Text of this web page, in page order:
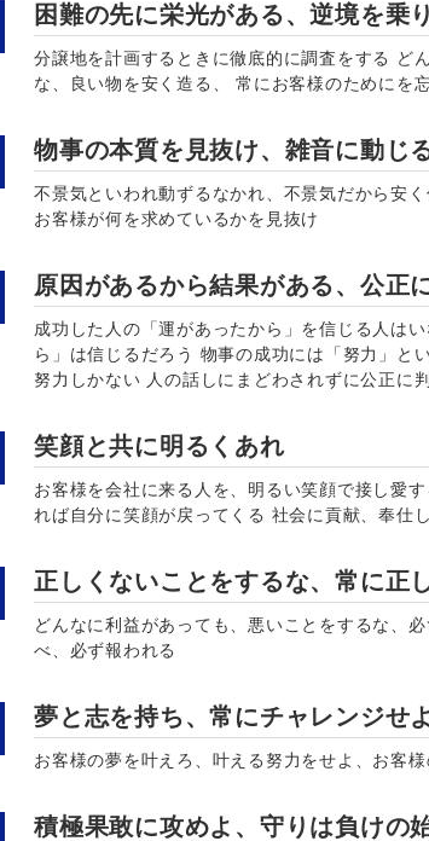
困難の先に栄光がある、逆境を乗
分譲地を計画するときに徹底的に調査をする ど
な、良い物を安く造る、 常にお客様のためにを
物事の本質を見抜け、雑音に動じ
不景気といわれ動ずるなかれ、不景気だから安
お客様が何を求めているかを見抜け
原因があるから結果がある、公正
成功した人の「運があったから」を信じる人は
ら」は信じるだろう 物事の成功には「努力」と
努力しかない 人の話しにまどわされずに公正に
笑顔と共に明るくあれ
お客様を会社に来る人を、明るい笑顔で接し愛
れば自分に笑顔が戻ってくる 社会に貢献、奉仕
正しくないことをするな、常に正
どんなに利益があっても、悪いことをするな、
べ、必ず報われる
夢と志を持ち、常にチャレンジせよ
お客様の夢を叶えろ、叶える努力をせよ、お客
積極果敢に攻めよ、守りは負けの